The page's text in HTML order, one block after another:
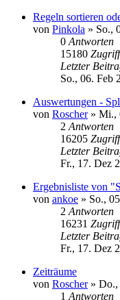
Regeln sortieren
von Pinkola » So.,
0 Antworten
15180
Letzter
So., 06. Feb
Auswertungen -
von Roscher» Mi.,
2 Antworten
16205
Letzter
Fr., 17. Dez
Ergebnisliste von
von ankoe » So.,
2 Antworten
16231
Letzter
Fr., 17. Dez
Zeiträume
von Roscher» Do.,
1 Antworten